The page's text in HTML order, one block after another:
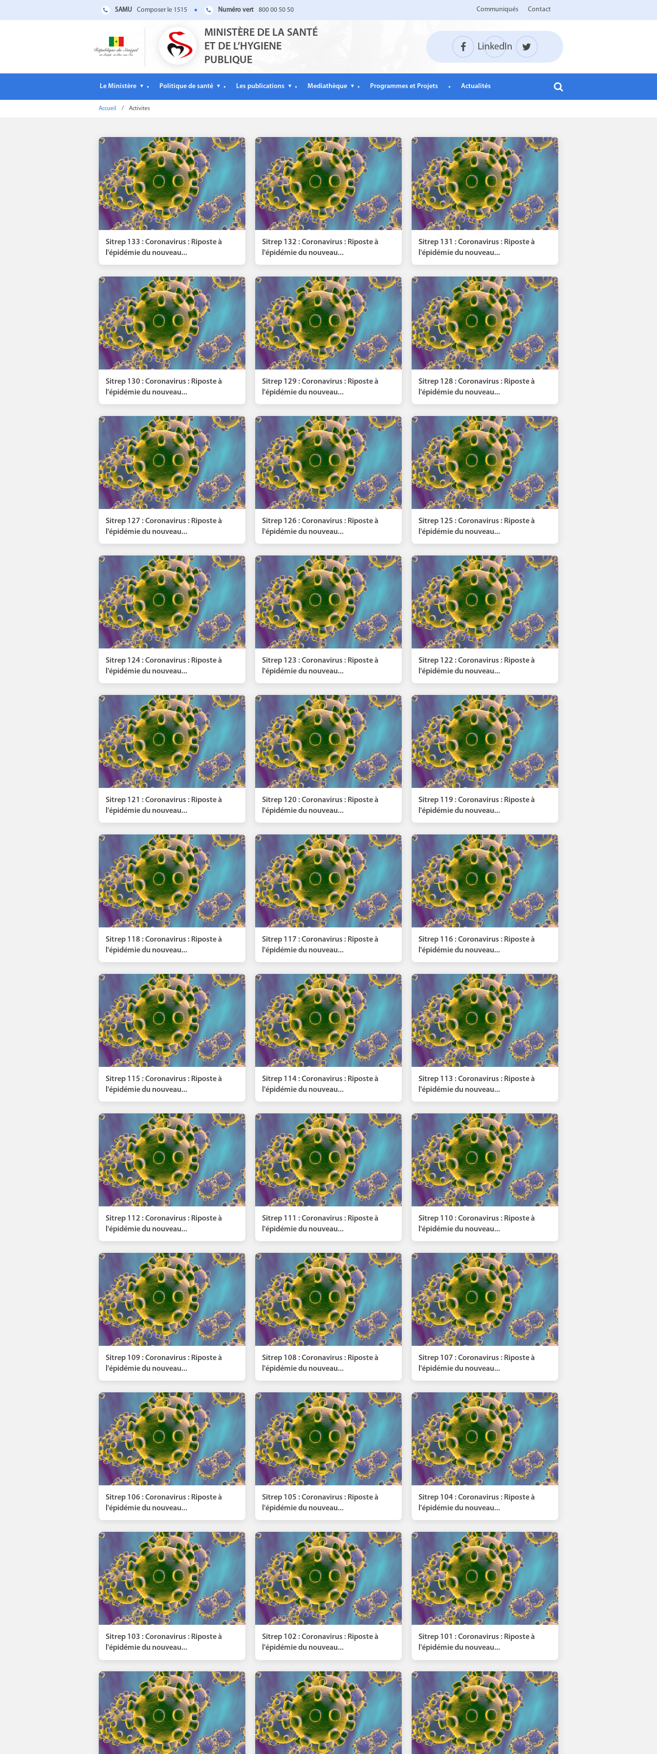
SAMU Composer le 1515 Numéro vert 800 00 50 50 Communiqués Contact
MINISTÈRE DE LA SANTÉ
ET DE L’HYGIENE
PUBLIQUE
LinkedIn
Le Ministère ▼ Politique de santé ▼ Les publications ▼ Mediathèque ▼ Programmes et Projets Actualités
Accueil / Activites
Sitrep 133 : Coronavirus : Riposte à
l'épidémie du nouveau...
Sitrep 132 : Coronavirus : Riposte à
l'épidémie du nouveau...
Sitrep 131 : Coronavirus : Riposte à
l'épidémie du nouveau...
Sitrep 130 : Coronavirus : Riposte à
l'épidémie du nouveau...
Sitrep 129 : Coronavirus : Riposte à
l'épidémie du nouveau...
Sitrep 128 : Coronavirus : Riposte à
l'épidémie du nouveau...
Sitrep 127 : Coronavirus : Riposte à
l'épidémie du nouveau...
Sitrep 126 : Coronavirus : Riposte à
l'épidémie du nouveau...
Sitrep 125 : Coronavirus : Riposte à
l'épidémie du nouveau...
Sitrep 124 : Coronavirus : Riposte à
l'épidémie du nouveau...
Sitrep 123 : Coronavirus : Riposte à
l'épidémie du nouveau...
Sitrep 122 : Coronavirus : Riposte à
l'épidémie du nouveau...
Sitrep 121 : Coronavirus : Riposte à
l'épidémie du nouveau...
Sitrep 120 : Coronavirus : Riposte à
l'épidémie du nouveau...
Sitrep 119 : Coronavirus : Riposte à
l'épidémie du nouveau...
Sitrep 118 : Coronavirus : Riposte à
l'épidémie du nouveau...
Sitrep 117 : Coronavirus : Riposte à
l'épidémie du nouveau...
Sitrep 116 : Coronavirus : Riposte à
l'épidémie du nouveau...
Sitrep 115 : Coronavirus : Riposte à
l'épidémie du nouveau...
Sitrep 114 : Coronavirus : Riposte à
l'épidémie du nouveau...
Sitrep 113 : Coronavirus : Riposte à
l'épidémie du nouveau...
Sitrep 112 : Coronavirus : Riposte à
l'épidémie du nouveau...
Sitrep 111 : Coronavirus : Riposte à
l'épidémie du nouveau...
Sitrep 110 : Coronavirus : Riposte à
l'épidémie du nouveau...
Sitrep 109 : Coronavirus : Riposte à
l'épidémie du nouveau...
Sitrep 108 : Coronavirus : Riposte à
l'épidémie du nouveau...
Sitrep 107 : Coronavirus : Riposte à
l'épidémie du nouveau...
Sitrep 106 : Coronavirus : Riposte à
l'épidémie du nouveau...
Sitrep 105 : Coronavirus : Riposte à
l'épidémie du nouveau...
Sitrep 104 : Coronavirus : Riposte à
l'épidémie du nouveau...
Sitrep 103 : Coronavirus : Riposte à
l'épidémie du nouveau...
Sitrep 102 : Coronavirus : Riposte à
l'épidémie du nouveau...
Sitrep 101 : Coronavirus : Riposte à
l'épidémie du nouveau...